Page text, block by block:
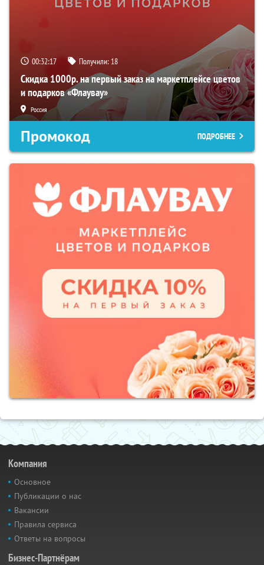
00:32:16 Получили: 18
Скидка 1000р. на первый заказ на маркетплейсе цветов
и подарков «Флаувау»
Россия
Промокод ПОДРОБНЕЕ
Компания
Основное
Публикации о нас
Вакансии
Правила сервиса
Ответы на вопросы
Бизнес-Партнёрам